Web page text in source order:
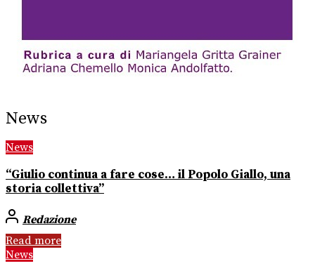
News
News
“Giulio continua a fare cose… il Popolo Giallo, una
storia collettiva”
Redazione
Read more
News